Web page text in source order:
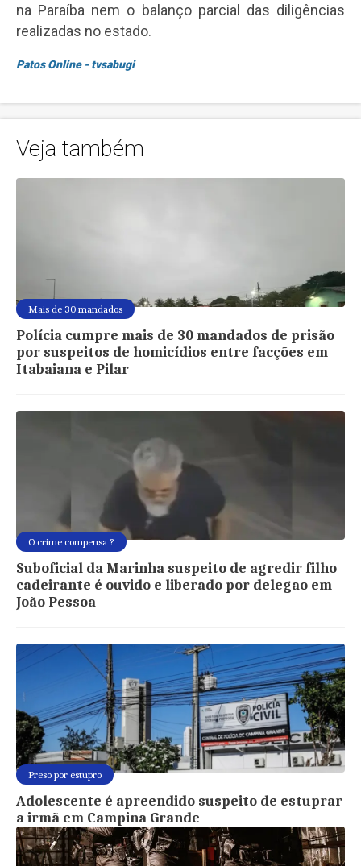
na Paraíba nem o balanço parcial das diligências
realizadas no estado.
Patos Online - tvsabugi
Veja também
Mais de 30 mandados
Polícia cumpre mais de 30 mandados de prisão
por suspeitos de homicídios entre facções em
Itabaiana e Pilar
O crime compensa ?
Suboficial da Marinha suspeito de agredir filho
cadeirante é ouvido e liberado por delegao em
João Pessoa
Preso por estupro
Adolescente é apreendido suspeito de estuprar
a irmã em Campina Grande